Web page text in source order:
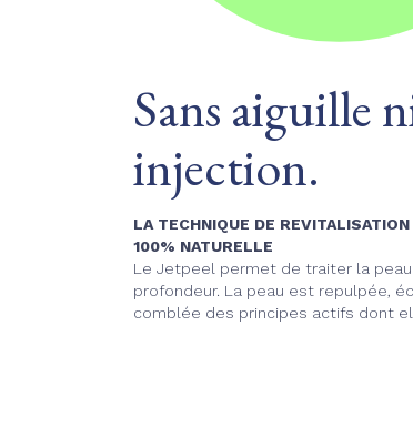
Sans aiguille
injection.
LA TECHNIQUE DE REVITALISATION
100% NATURELLE
Le Jetpeel permet de traiter la
profondeur. La peau est repulpée,
comblée des principes actifs dont